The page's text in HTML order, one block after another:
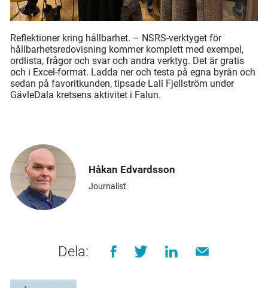
Reflektioner kring hållbarhet. – NSRS-verktyget för
hållbarhetsredovisning kommer komplett med exempel,
ordlista, frågor och svar och andra verktyg. Det är gratis
och i Excel-format. Ladda ner och testa på egna byrån och
sedan på favoritkunden, tipsade Lali Fjellström under
GävleDala kretsens aktivitet i Falun.
Håkan Edvardsson
Journalist
Dela: